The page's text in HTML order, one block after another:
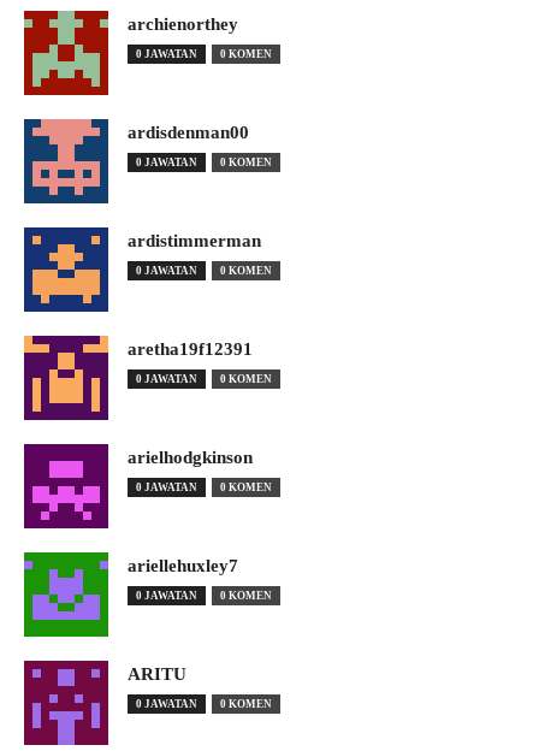
archienorthey
0 JAWATAN 0 KOMEN
ardisdenman00
0 JAWATAN 0 KOMEN
ardistimmerman
0 JAWATAN 0 KOMEN
aretha19f12391
0 JAWATAN 0 KOMEN
arielhodgkinson
0 JAWATAN 0 KOMEN
ariellehuxley7
0 JAWATAN 0 KOMEN
ARITU
0 JAWATAN 0 KOMEN